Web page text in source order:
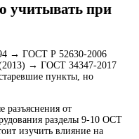
учитывать при
→ ГОСТ Р 52630-2006
→ ГОСТ 34347-2017
пункты, но
разъяснения от
разделы 9-10 ОСТ
изучить влияние на